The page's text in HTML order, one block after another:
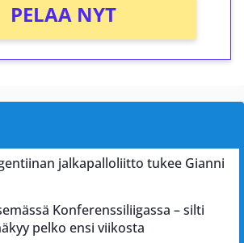
PELAA NYT
jalkapalloliitto tukee Gianni
Konferenssiliigassa – silti
pelko ensi viikosta